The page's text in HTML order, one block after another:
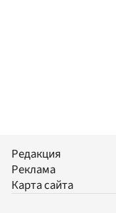
Редакция
Реклама
Карта сайта